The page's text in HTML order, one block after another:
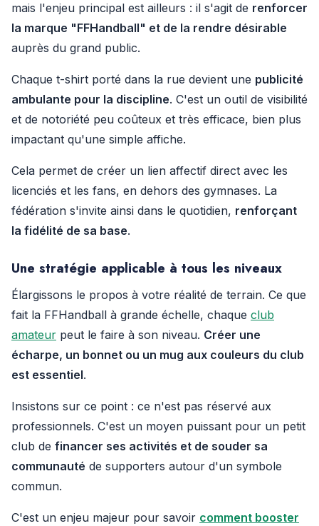
mais l'enjeu principal est ailleurs : il s'agit de renforcer
la marque "FFHandball" et de la rendre désirable
auprès du grand public.
Chaque t-shirt porté dans la rue devient une publicité
ambulante pour la discipline. C'est un outil de visibilité
et de notoriété peu coûteux et très efficace, bien plus
impactant qu'une simple affiche.
Cela permet de créer un lien affectif direct avec les
licenciés et les fans, en dehors des gymnases. La
fédération s'invite ainsi dans le quotidien, renforçant
la fidélité de sa base.
Une stratégie applicable à tous les niveaux
Élargissons le propos à votre réalité de terrain. Ce que
fait la FFHandball à grande échelle, chaque club
amateur peut le faire à son niveau. Créer une
écharpe, un bonnet ou un mug aux couleurs du club
est essentiel.
Insistons sur ce point : ce n'est pas réservé aux
professionnels. C'est un moyen puissant pour un petit
club de financer ses activités et de souder sa
communauté de supporters autour d'un symbole
commun.
C'est un enjeu majeur pour savoir comment booster